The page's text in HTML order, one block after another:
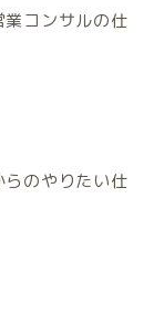
業コンサルの仕
のやりたい仕